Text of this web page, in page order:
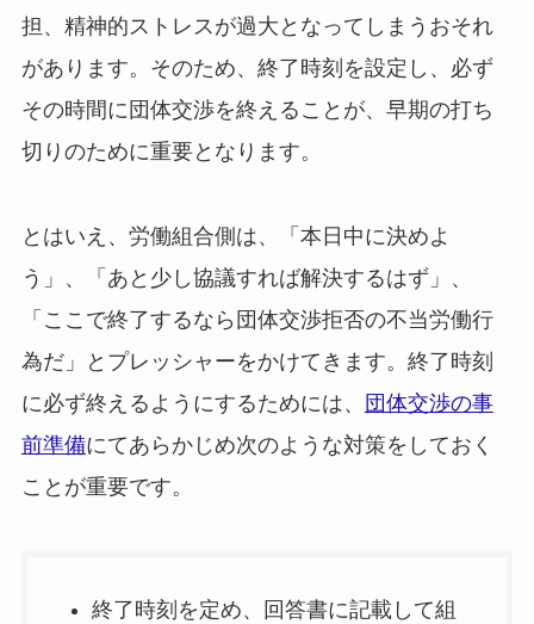
担、精神的ストレスが過大となってしまうおそれ
があります。そのため、終了時刻を設定し、必ず
その時間に団体交渉を終えることが、早期の打ち
切りのために重要となります。
とはいえ、労働組合側は、「本日中に決めよ
う」、「あと少し協議すれば解決するはず」、
「ここで終了するなら団体交渉拒否の不当労働行
為だ」とプレッシャーをかけてきます。終了時刻
に必ず終えるようにするためには、
団体交渉の事
前準備にてあらかじめ次のような対策をしておく
ことが重要です。
終了時刻を定め、回答書に記載して組